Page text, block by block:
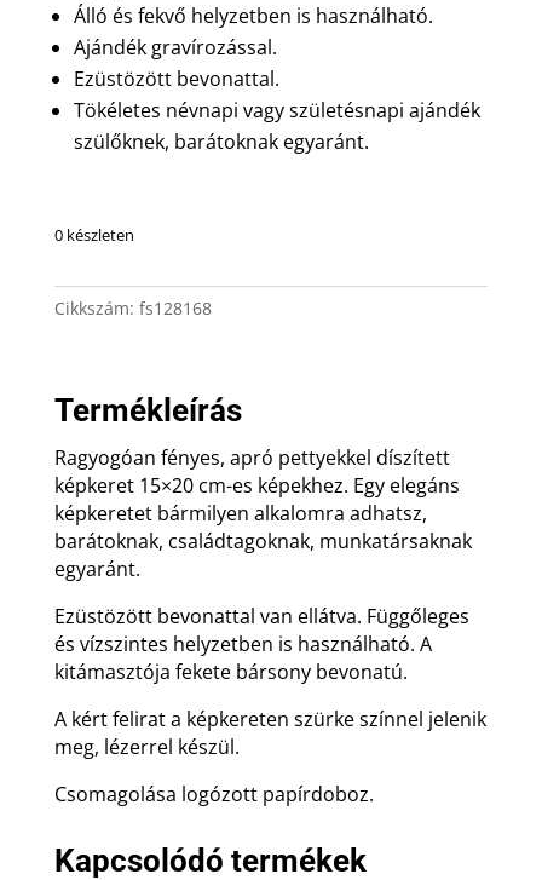
Álló és fekvő helyzetben is használható.
Ajándék gravírozással.
Ezüstözött bevonattal.
Tökéletes névnapi vagy születésnapi ajándék
szülőknek, barátoknak egyaránt.
0 készleten
Cikkszám: fs128168
Termékleírás
Ragyogóan fényes, apró pettyekkel díszített
képkeret 15×20 cm-es képekhez. Egy elegáns
képkeretet bármilyen alkalomra adhatsz,
barátoknak, családtagoknak, munkatársaknak
egyaránt.
Ezüstözött bevonattal van ellátva. Függőleges
és vízszintes helyzetben is használható. A
kitámasztója fekete bársony bevonatú.
A kért felirat a képkereten szürke színnel jelenik
meg, lézerrel készül.
Csomagolása logózott papírdoboz.
Kapcsolódó termékek